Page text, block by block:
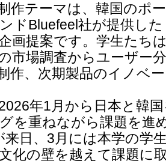
作テーマは、韓国のポ
ドBluefeel社が提供し
画提案です。学生たち
市場調査からユーザー
作、次期製品のイノベ
年1月から日本と韓
を重ねながら課題を進
来日、3月には本学の学
化の壁を越えて課題に